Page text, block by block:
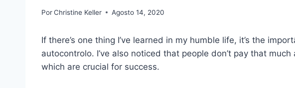
PorChristine Keller Agosto 14, 2020
If there’s one thing I’ve learned in my humble life, it’s the
autocontrolo. I’ve also noticed that people don’t pay that
which are crucial for success.